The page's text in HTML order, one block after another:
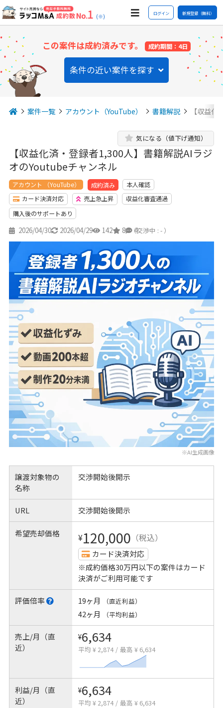
(※) ログイン 新規登録（無料）
この案件は成約済みです。 成約期間：4日
条件の近い案件を探す
案件一覧 アカウント（YouTube） 書籍解説 【収益
【収益化済・登録者1,300人】書籍解説AIラジ
オのYoutubeチャンネル
気になる（値下げ通知）
アカウント （YouTube） 成約済み
本人確認
カード決済対応
売上急上昇
収益化審査通過
購入後のサポートあり
2026/04/30 2026/04/29 142 8 4
（交渉中 : - ）
※AI生成画像
譲渡対象物の
名称
交渉開始後開示
URL 交渉開始後開示
希望売却価格 ¥120,000 （税込）
カード決済対応
※成約価格30万円以下の案件はカード
決済がご利用可能です
評価倍率 19ヶ月 （直近利益）
42ヶ月 （平均利益）
売上/月（直
近）
¥6,634
平均 ¥ 2,874 / 最高 ¥ 6,634
利益/月（直
近）
¥6,634
平均 ¥ 2,874 / 最高 ¥ 6,634